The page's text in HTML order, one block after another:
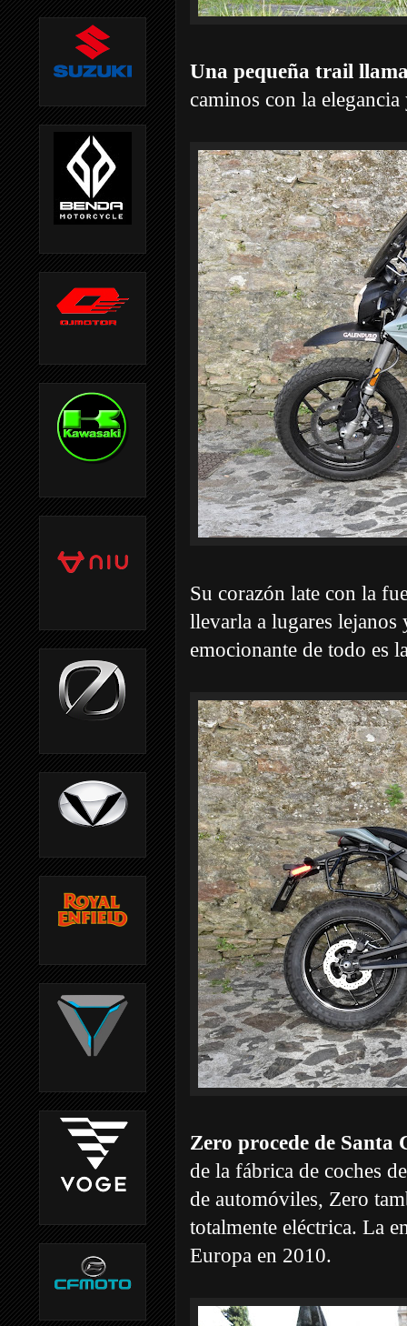
Una pequeña trail
caminos con la
Su corazón late con la
llevarla a lugares
emocionante de todo es
Zero procede de Santa
de la fábrica de coches
de automóviles, Zero
totalmente eléctrica. La
Europa en 2010.